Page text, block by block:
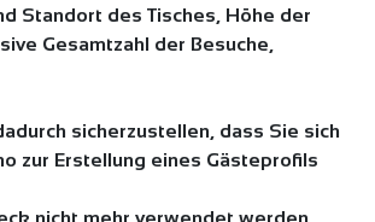
Standort des Tisches, Höhe der
Gesamtzahl der Besuche,
sicherzustellen, dass Sie sich
zur Erstellung eines Gästeprofils